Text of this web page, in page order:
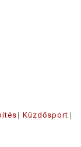
Küzdősport